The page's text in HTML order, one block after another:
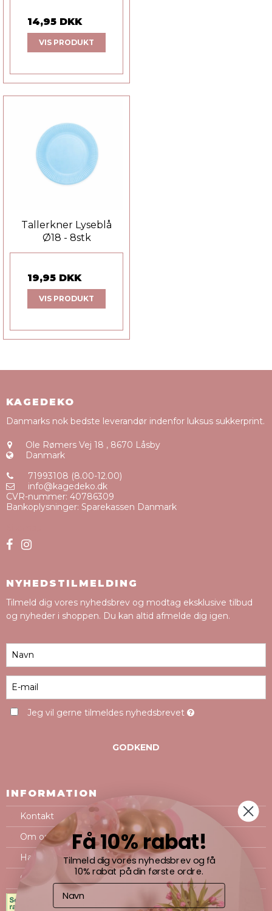
14,95 DKK
VIS PRODUKT
Tallerkner Lyseblå
Ø18 - 8stk
19,95 DKK
VIS PRODUKT
KAGEDEKO
Danmarks nok bedste leverandør indenfor luksus sukkerprint.
Ole Rømers Vej 18 , 8670 Låsby
Danmark
71993108 (8.00-12.00)
info@kagedeko.dk
CVR-nummer: 40786309
Bankoplysninger: Sparekassen Danmark
NYHEDSTILMELDING
Tilmeld dig vores nyhedsbrev og modtag eksklusive tilbud
og nyheder i shoppen. Du kan altid afmelde dig igen.
Jeg vil gerne tilmeldes nyhedsbrevet
GODKEND
INFORMATION
Kontakt
Om os
Handelsbetingelser
Cookie- og privatlivspolitik
Få 10% rabat!
Tilmeld dig vores nyhedsbrev og få
10% rabat på din første ordre.